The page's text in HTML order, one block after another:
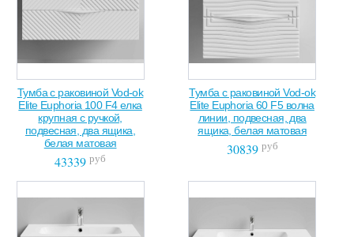
Тумба с раковиной Vod-ok
Elite Euphoria 100 F4 елка
крупная с ручкой,
подвесная, два ящика,
белая матовая
43339 руб
Тумба с раковиной Vod-ok
Elite Euphoria 60 F5 волна
линии, подвесная, два
ящика, белая матовая
30839 руб